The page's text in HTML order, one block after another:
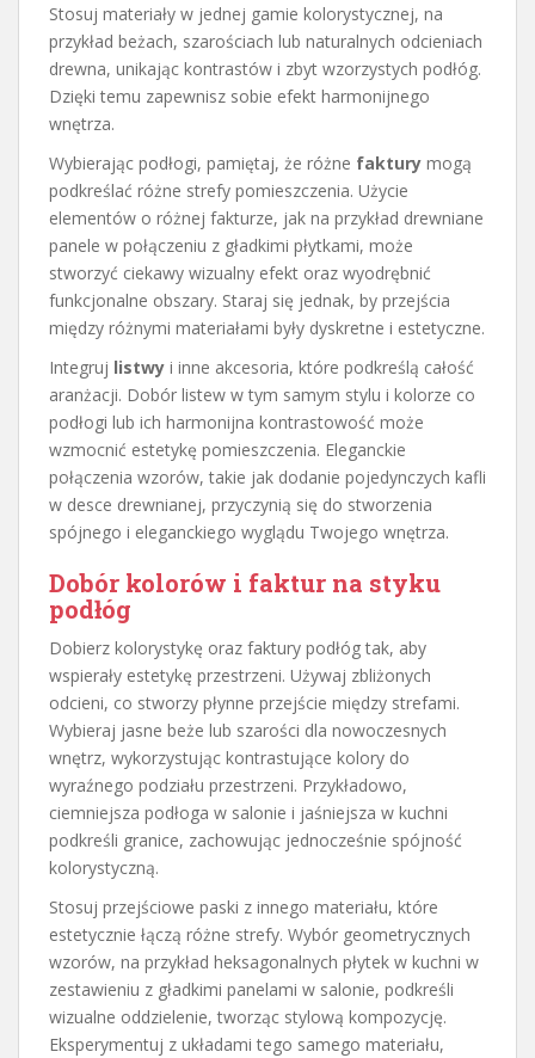
Stosuj materiały w jednej gamie kolorystycznej, na
przykład beżach, szarościach lub naturalnych odcieniach
drewna, unikając kontrastów i zbyt wzorzystych podłóg.
Dzięki temu zapewnisz sobie efekt harmonijnego
wnętrza.
Wybierając podłogi, pamiętaj, że różne faktury mogą
podkreślać różne strefy pomieszczenia. Użycie
elementów o różnej fakturze, jak na przykład drewniane
panele w połączeniu z gładkimi płytkami, może
stworzyć ciekawy wizualny efekt oraz wyodrębnić
funkcjonalne obszary. Staraj się jednak, by przejścia
między różnymi materiałami były dyskretne i estetyczne.
Integruj listwy i inne akcesoria, które podkreślą całość
aranżacji. Dobór listew w tym samym stylu i kolorze co
podłogi lub ich harmonijna kontrastowość może
wzmocnić estetykę pomieszczenia. Eleganckie
połączenia wzorów, takie jak dodanie pojedynczych kafli
w desce drewnianej, przyczynią się do stworzenia
spójnego i eleganckiego wyglądu Twojego wnętrza.
Dobór kolorów i faktur na styku
podłóg
Dobierz kolorystykę oraz faktury podłóg tak, aby
wspierały estetykę przestrzeni. Używaj zbliżonych
odcieni, co stworzy płynne przejście między strefami.
Wybieraj jasne beże lub szarości dla nowoczesnych
wnętrz, wykorzystując kontrastujące kolory do
wyraźnego podziału przestrzeni. Przykładowo,
ciemniejsza podłoga w salonie i jaśniejsza w kuchni
podkreśli granice, zachowując jednocześnie spójność
kolorystyczną.
Stosuj przejściowe paski z innego materiału, które
estetycznie łączą różne strefy. Wybór geometrycznych
wzorów, na przykład heksagonalnych płytek w kuchni w
zestawieniu z gładkimi panelami w salonie, podkreśli
wizualne oddzielenie, tworząc stylową kompozycję.
Eksperymentuj z układami tego samego materiału,